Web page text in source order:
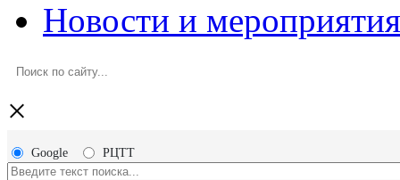
Новости и мероприятия
×
Google РЦТТ